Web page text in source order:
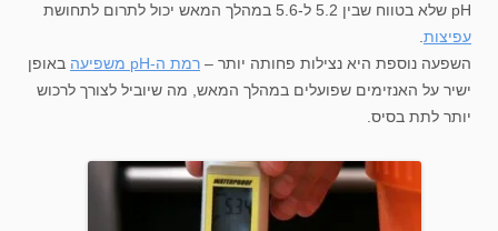
pH שלא בטווח שבין 5.2 ל-5.6 במהלך המאש יכול לתרום לתחושת
עפיצות
השפעה נוספת היא נצילות פחותה יותר – רמת ה-pH משפיעה
באופן
ישיר על האנזימים שפועלים במהלך המאש, מה שיוביל לצורך לרכוש
יותר לתת בסיס.